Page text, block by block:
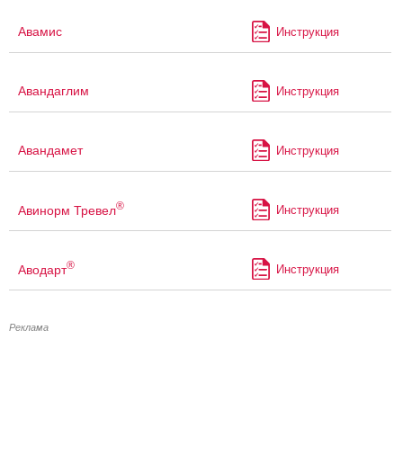
Авамис Инструкция
Авандаглим Инструкция
Авандамет Инструкция
Авинорм Тревел® Инструкция
Аводарт® Инструкция
Реклама